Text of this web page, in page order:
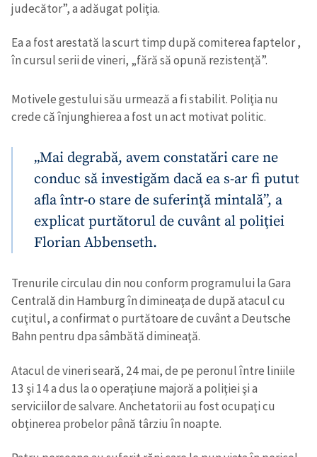
judecător”, a adăugat poliţia.
Ea a fost arestată la scurt timp după comiterea faptelor ,
în cursul serii de vineri, „fără să opună rezistenţă”.
Motivele gestului său urmează a fi stabilit. Poliţia nu
crede că înjunghierea a fost un act motivat politic.
„Mai degrabă, avem constatări care ne
conduc să investigăm dacă ea s-ar fi putut
afla într-o stare de suferinţă mintală”, a
explicat purtătorul de cuvânt al poliţiei
Florian Abbenseth.
Trenurile circulau din nou conform programului la Gara
Centrală din Hamburg în dimineaţa de după atacul cu
cuţitul, a confirmat o purtătoare de cuvânt a Deutsche
Bahn pentru dpa sâmbătă dimineaţă.
Atacul de vineri seară, 24 mai, de pe peronul între liniile
13 şi 14 a dus la o operaţiune majoră a poliţiei şi a
serviciilor de salvare. Anchetatorii au fost ocupaţi cu
obţinerea probelor până târziu în noapte.